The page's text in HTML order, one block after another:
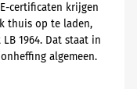
certificaten krijgen
thuis op te laden,
1964. Dat staat in
algemeen.